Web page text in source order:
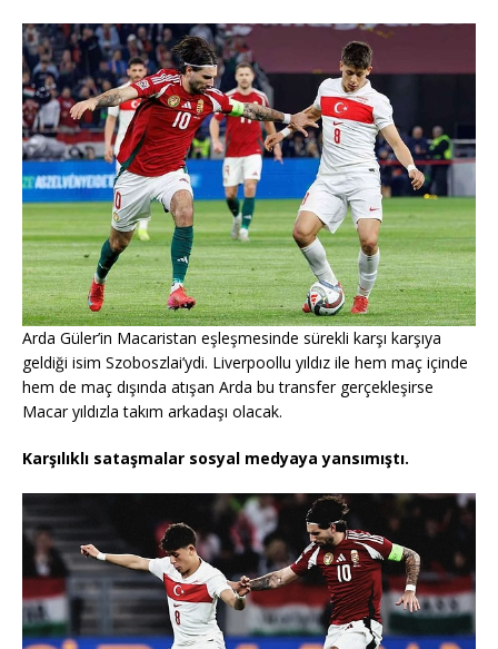
Arda Güler’in Macaristan eşleşmesinde sürekli karşı karşıya
geldiği isim Szoboszlai’ydi. Liverpoollu yıldız ile hem maç içinde
hem de maç dışında atışan Arda bu transfer gerçekleşirse
Macar yıldızla takım arkadaşı olacak.
Karşılıklı sataşmalar sosyal medyaya yansımıştı.